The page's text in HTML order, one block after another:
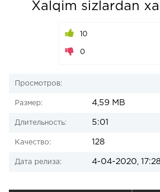
Xalqim sizlardan
10
0
Просмотров:
Размер: 4,59 MB
Длительность: 5:01
Качество: 128
Дата релиза: 4-04-2020, 17:28